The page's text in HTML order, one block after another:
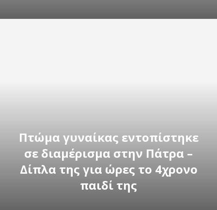
Πτώμα γυναίκας εντοπίστηκε
σε διαμέρισμα στην Πάτρα –
Δίπλα της για ώρες το 4χρονο
παιδί της